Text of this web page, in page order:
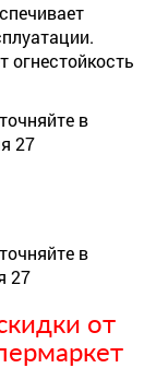
огнестойкость
в
27
в
27
от